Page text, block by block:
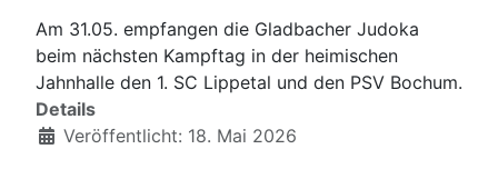
Am 31.05. empfangen die Gladbacher Judoka
beim nächsten Kampftag in der heimischen
Jahnhalle den 1. SC Lippetal und den PSV Bochum.
Details
Veröffentlicht: 18. Mai 2026